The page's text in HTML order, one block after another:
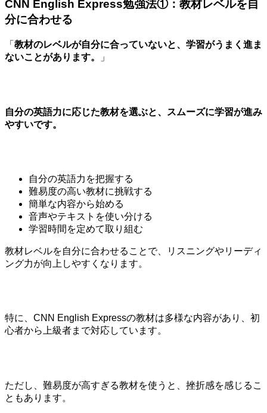
CNN English Express勉強法①：教材レベルを自
分に合わせる
「 教材のレベルが自分に合っていないと、学習がうまく進ま
ないことがあります。
」
自分の英語力に応じた教材を選ぶと、スムーズに学習が進み
やすいです。
自分の英語力を把握する
難易度の高い教材に挑戦する
簡単な内容から始める
音声やテキストを使い分ける
学習時間を定めて取り組む
教材レベルを自分に合わせることで、リスニングやリーディ
ング力が向上しやすくなります。
特に、CNN English Expressの教材は多様な内容があり、初
心者から上級者まで対応しています。
ただし、難易度が高すぎる教材を使うと、挫折感を感じるこ
ともあります。